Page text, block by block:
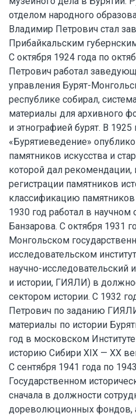
отделом народного
Владимир Петрович стал
Прибайкальским
С октября 1924 года по
Петрович работал
управления Бурят-
республике собирал,
материалы для архивного
и этнографией бурят. В
«Бурятиеведение»
памятников искусства и
которой дал рекомендации,
регистрации памятников
классификацию памятников
1930 год работал в
Банзарова. С октября 1931
Монгольском
исследовательском
научно-исследовательский
и истории, ГИЯЛИ) в
сектором истории. С 1932
Петрович по заданию
материалы по истории
год в московском
историю Сибири XIX — XX
С сентября 1941 года по
Государственном
сначала в должности
дореволюционных фондов,